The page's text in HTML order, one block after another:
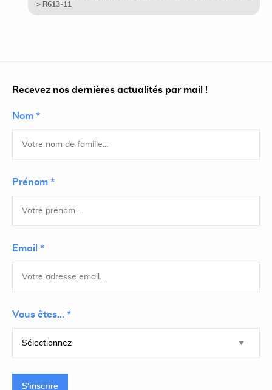
> R613-11
Recevez nos dernières actualités par mail !
Nom *
Prénom *
Email *
Vous êtes... *
S'inscrire